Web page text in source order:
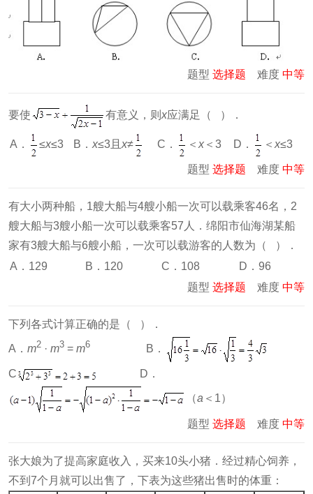
题型 选择题 难度 中等
要使 有意义，则 x应满足（ ）．
A． ≤x≤3 B． x≤3且 x≠ C． ＜ x ＜3 D． ＜ x≤3
题型 选择题 难度 中等
有大小两种船，1艘大船与4艘小船一次可以载乘客46名，2
艘大船与3艘小船一次可以载乘客57人．绵阳市仙海湖某船
家有3艘大船与6艘小船，一次可以载游客的人数为（ ）．
A．129
B．120 C．108
D．96
题型 选择题 难度 中等
下列各式计算正确的是（ ）．
A． m2 · m3 = m6 B．
C D．
（a ＜1）
题型 选择题 难度 中等
张大娘为了提高家庭收入，买来10头小猪．经过精心饲养，
不到7个月就可以出售了，下表为这些猪出售时的体重：